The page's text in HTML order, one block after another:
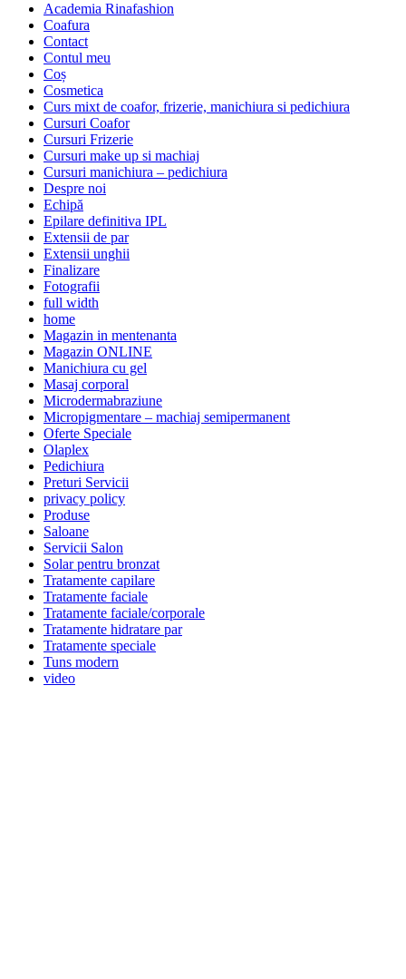
Academia Rinafashion
Coafura
Contact
Contul meu
Coș
Cosmetica
Curs mixt de coafor, frizerie, manichiura si pedichiura
Cursuri Coafor
Cursuri Frizerie
Cursuri make up si machiaj
Cursuri manichiura – pedichiura
Despre noi
Echipă
Epilare definitiva IPL
Extensii de par
Extensii unghii
Finalizare
Fotografii
full width
home
Magazin in mentenanta
Magazin ONLINE
Manichiura cu gel
Masaj corporal
Microdermabraziune
Micropigmentare – machiaj semipermanent
Oferte Speciale
Olaplex
Pedichiura
Preturi Servicii
privacy policy
Produse
Saloane
Servicii Salon
Solar pentru bronzat
Tratamente capilare
Tratamente faciale
Tratamente faciale/corporale
Tratamente hidratare par
Tratamente speciale
Tuns modern
video